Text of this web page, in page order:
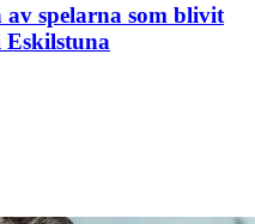
av spelarna som blivit